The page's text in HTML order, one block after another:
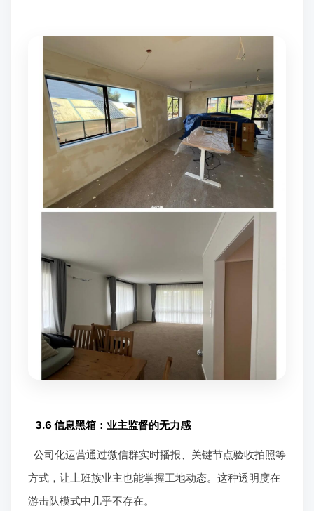
3.6 信息黑箱：业主监督的无力感
公司化运营通过微信群实时播报、关键节点验收拍照等
方式，让上班族业主也能掌握工地动态。这种透明度在
游击队模式中几乎不存在。